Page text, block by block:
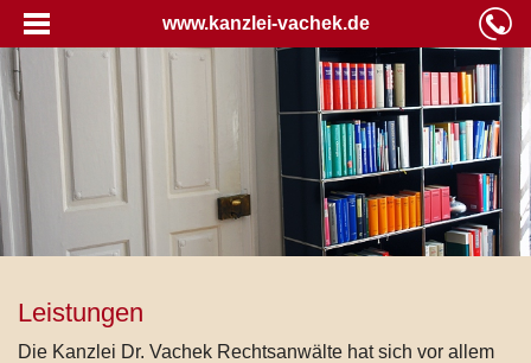
www.kanzlei-vachek.de
Leistungen
Die Kanzlei Dr. Vachek Rechtsanwälte hat sich vor allem